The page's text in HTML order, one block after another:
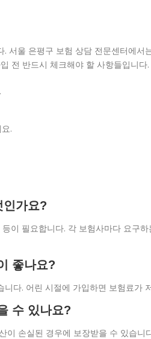
서울 은평구 보험 상담 전문센터에서
전 반드시 체크해야 할 사항들입니다.
.
가요?
이 필요합니다. 각 보험사마다 요구
좋나요?
다. 어린 시절에 가입하면 보험료가
수 있나요?
이 손실된 경우에 보장받을 수 있습니